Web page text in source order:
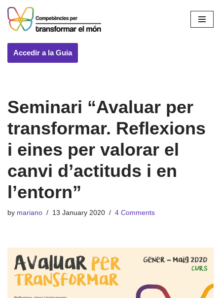
Skip
content
Accedir a la Guia
Seminari “Avaluar per
transformar. Reflexions
i eines per valorar el
canvi d’actituds i en
l’entorn”
by mariano 13 January 2020 4 Comments